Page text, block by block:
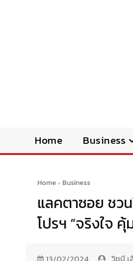
Home Business
Home Business
แลคตาซอย ชว
โปรฯ “จริงใจ
วิชนี